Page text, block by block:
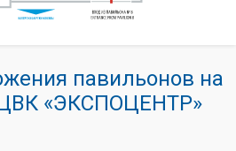
павильонов на
«ЭКСПОЦЕНТР»